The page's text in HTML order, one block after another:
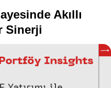
Akıllı
Sinerji